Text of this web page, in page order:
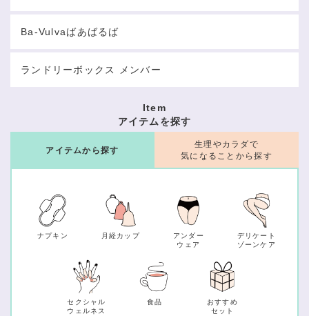
Ba-Vulvaばあばるば
ランドリーボックス メンバー
Item
アイテムを探す
アイテムから探す
ナプキン 月経カップ
アンダー
ウェア
デリケート
ゾーンケア
セクシャル
ウェルネス
食品
おすすめ
セット
生理やカラダで
気になることから探す